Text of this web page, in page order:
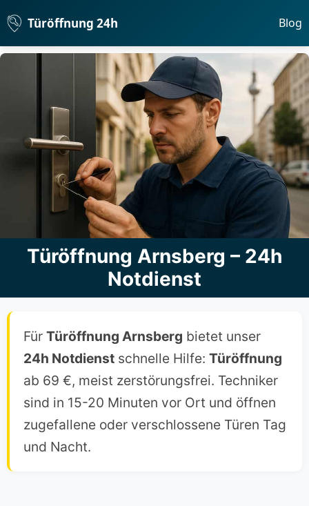
Türöffnung 24h Blog
Türöffnung Arnsberg – 24h
Notdienst
Für Türöffnung Arnsberg bietet unser
24h Notdienst schnelle Hilfe: Türöffnung
ab 69 €, meist zerstörungsfrei. Techniker
sind in 15-20 Minuten vor Ort und öffnen
zugefallene oder verschlossene Türen Tag
und Nacht.